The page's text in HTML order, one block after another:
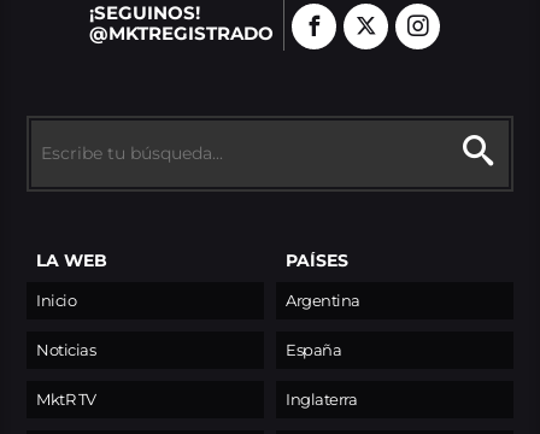
¡SEGUINOS!
@MKTREGISTRADO
LA WEB
Inicio
Noticias
MktR TV
PAÍSES
Argentina
España
Inglaterra